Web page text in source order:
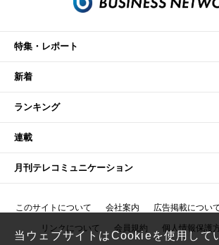
特集・レポート
新着
ランキング
連載
月刊テレコミュニケーション
このサイトについて 会社案内 広告掲載につい
リンクについて 会員規約 個人情報保護
当ウェブサイトはCookieを使用して